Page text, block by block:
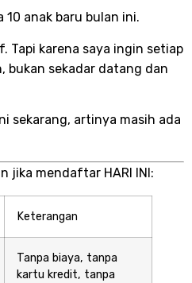
10 anak baru bulan ini.
Tapi karena saya ingin setiap
bukan sekadar datang dan
sekarang, artinya masih ada
jika mendaftar HARI INI:
Keterangan
Tanpa biaya, tanpa
kartu kredit, tanpa